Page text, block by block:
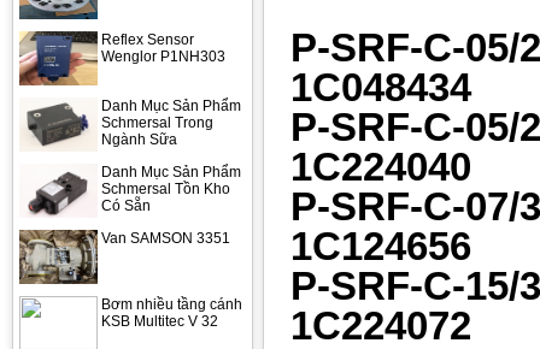
Reflex Sensor
Wenglor P1NH303
Danh Mục Sản Phẩm
Schmersal Trong
Ngành Sữa
Danh Mục Sản Phẩm
Schmersal Tồn Kho
Có Sẵn
Van SAMSON 3351
Bơm nhiều tầng cánh
KSB Multitec V 32
P-SRF-C-05/
1C048434
P-SRF-C-05/
1C224040
P-SRF-C-07/
1C124656
P-SRF-C-15/
1C224072